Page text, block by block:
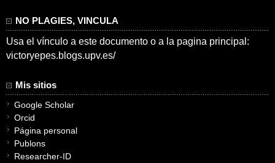
NO PLAGIES, VINCULA
Usa el vínculo a este documento o a la pagina principal:
victoryepes.blogs.upv.es/
Mis sitios
Google Scholar
Orcid
Página personal
Publons
Researcher-ID